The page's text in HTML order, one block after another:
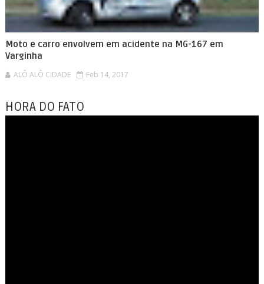
Moto e carro envolvem em acidente na MG-167 em
Varginha
ALÔ ALÔ CIDADE Feb 14, 2017
HORA DO FATO